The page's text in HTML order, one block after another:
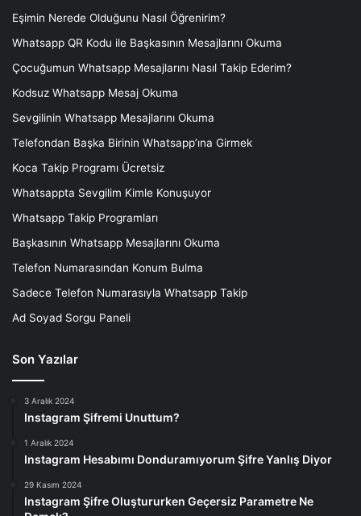
Eşimin Nerede Olduğunu Nasıl Öğrenirim?
Whatsapp QR Kodu ile Başkasının Mesajlarını Okuma
Çocuğumun Whatsapp Mesajlarını Nasıl Takip Ederim?
Kodsuz Whatsapp Mesaj Okuma
Sevgilinin Whatsapp Mesajlarını Okuma
Telefondan Başka Birinin Whatsapp’ına Girmek
Koca Takip Programı Ücretsiz
Whatsappta Sevgilim Kimle Konuşuyor
Whatsapp Takip Programları
Başkasının Whatsapp Mesajlarını Okuma
Telefon Numarasından Konum Bulma
Sadece Telefon Numarasıyla Whatsapp Takip
Ad Soyad Sorgu Paneli
Son Yazılar
3 Aralık 2024
Instagram Şifremi Unuttum?
1 Aralık 2024
Instagram Hesabımı Donduramıyorum Şifre Yanlış Diyor
29 Kasım 2024
Instagram Şifre Oluştururken Geçersiz Parametre Ne